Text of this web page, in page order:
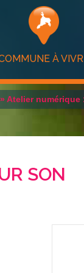
À
» Atelier
SON